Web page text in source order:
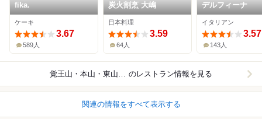
fika.
ケーキ
3.67
589人
炭火割烹 大嶋
日本料理
3.59
64人
デルフィーナ
イタリアン
3.57
143人
覚王山・本山・東山公園 のレストラン情報を見る
関連の情報をすべて表示する